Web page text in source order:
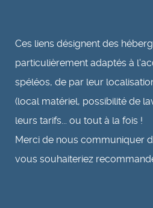
Ces liens désignent des
particulièrement adaptés à
spéléos, de par leur
(local matériel, possibilité de
leurs tarifs... ou tout à la fois !
Merci de nous communiquer
vous souhaiteriez